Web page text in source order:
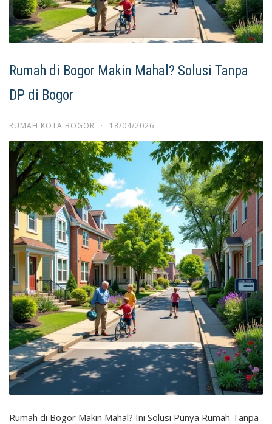
Rumah di Bogor Makin Mahal? Solusi Tanpa
DP di Bogor
RUMAH KOTA BOGOR · 18/04/2026
Rumah di Bogor Makin Mahal? Ini Solusi Punya Rumah Tanpa